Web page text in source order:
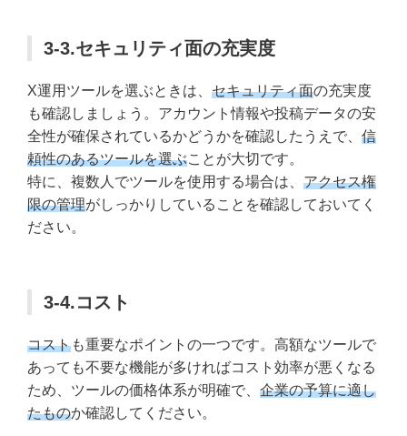
3-3.セキュリティ面の充実度
X運用ツールを選ぶときは、 セキュリティ面の充実度
も確認しましょう。アカウント情報や投稿データの安
全性が確保されているかどうかを確認したうえで、 信
頼性のあるツールを選ぶことが大切です。
特に、複数人でツールを使用する場合は、 アクセス権
限の管理がしっかりしていることを確認しておいてく
ださい。
3-4.コスト
コストも重要なポイントの一つです。高額なツールで
あっても不要な機能が多ければコスト効率が悪くなる
ため、ツールの価格体系が明確で、 企業の予算に適し
たものか確認してください。